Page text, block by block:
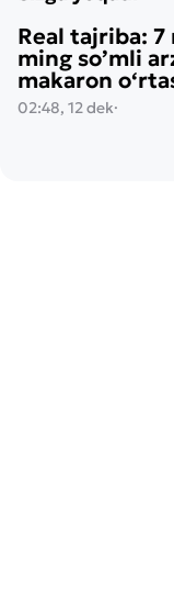
Real tajriba: 7
ming so’mli
makaron
02:48, 12 dek·